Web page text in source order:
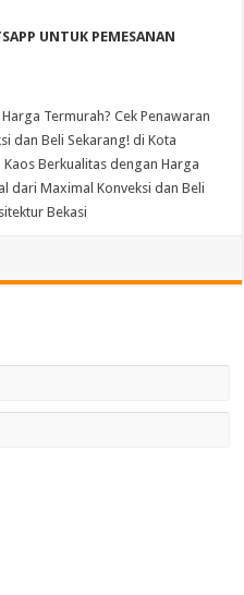
UNTUK PEMESANAN
Termurah? Cek Penawaran
dan Beli Sekarang! di Kota
Kaos Berkualitas dengan Harga
dari Maximal Konveksi dan Beli
Bekasi